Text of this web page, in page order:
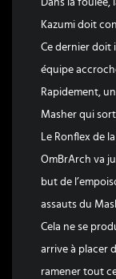
Dans la foulée,
Kazumi doit
Ce dernier doit
équipe
Rapidement,
Masher qui
Le Ronflex de
OmBrArch va
but de
assauts du
Cela ne se
arrive à placer
ramener tout